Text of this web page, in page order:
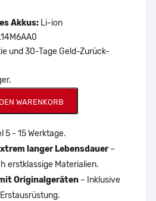
Akkus: Li-ion
und 30-Tage Geld-Zurück-
WARENKORB
5 - 15 Werktage.
langer Lebensdauer–
erstklassige Materialien.
Originalgeräten – Inklusive